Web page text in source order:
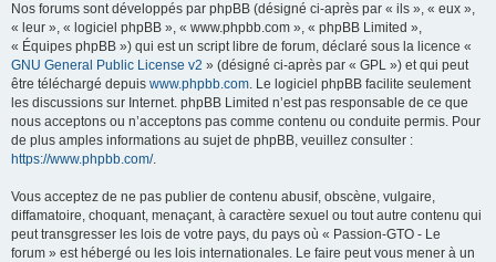
Nos forums sont développés par phpBB (désigné ci-après par « ils », « eux »,
« leur », « logiciel phpBB », « www.phpbb.com », « phpBB Limited »,
« Équipes phpBB ») qui est un script libre de forum, déclaré sous la licence «
GNU General Public License v2 » (désigné ci-après par « GPL ») et qui peut
être téléchargé depuis www.phpbb.com. Le logiciel phpBB facilite seulement
les discussions sur Internet. phpBB Limited n’est pas responsable de ce que
nous acceptons ou n’acceptons pas comme contenu ou conduite permis. Pour
de plus amples informations au sujet de phpBB, veuillez consulter :
https://www.phpbb.com/.
Vous acceptez de ne pas publier de contenu abusif, obscène, vulgaire,
diffamatoire, choquant, menaçant, à caractère sexuel ou tout autre contenu qui
peut transgresser les lois de votre pays, du pays où « Passion-GTO - Le
forum » est hébergé ou les lois internationales. Le faire peut vous mener à un